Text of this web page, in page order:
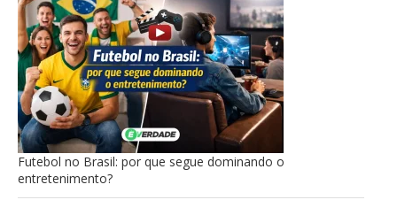
Futebol no Brasil: por que segue dominando o
entretenimento?